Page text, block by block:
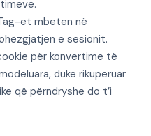
et mbeten në
e sesionit.
për konvertime të
duke rikuperuar
që përndryshe do t’i